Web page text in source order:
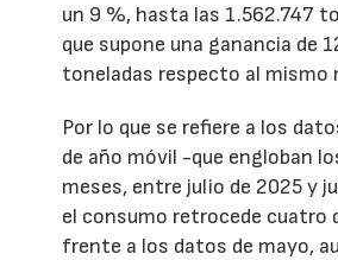
un 9 %, hasta las 1.562.747
que supone una ganancia de
toneladas respecto al mismo
Por lo que se refiere a los
de año móvil -que engloban
meses, entre julio de 2025 y
el consumo retrocede cuatro
frente a los datos de mayo,